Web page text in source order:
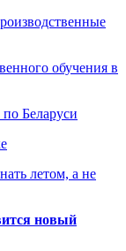
обучения в
Беларуси
летом, а не
новый